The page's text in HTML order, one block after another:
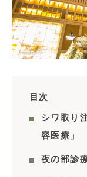
目次
シワ取り
容医療」
夜の部診